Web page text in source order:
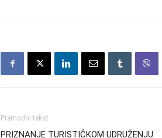
Prethodni tekst
PRIZNANJE TURISTIČKOM UDRUŽENJU